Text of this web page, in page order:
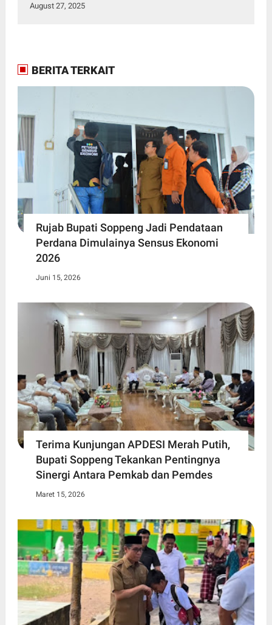
August 27, 2025
BERITA TERKAIT
Rujab Bupati Soppeng Jadi Pendataan
Perdana Dimulainya Sensus Ekonomi
2026
Juni 15, 2026
Terima Kunjungan APDESI Merah Putih,
Bupati Soppeng Tekankan Pentingnya
Sinergi Antara Pemkab dan Pemdes
Maret 15, 2026